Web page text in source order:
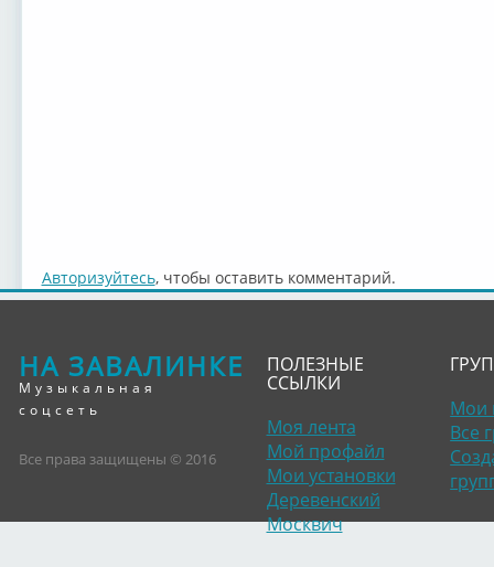
Авторизуйтесь, чтобы оставить комментарий.
НА ЗАВАЛИНКЕ
Музыкальная
соцсеть
Все права защищены © 2016
ПОЛЕЗНЫЕ
ССЫЛКИ
Моя лента
Мой профайл
Мои установки
Деревенский
Москвич
Мои
Все